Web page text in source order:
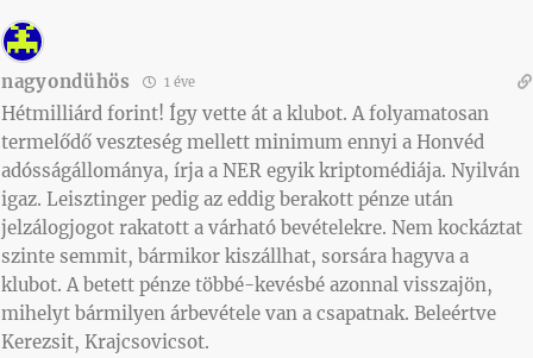
nagyondühös 1 éve
Hétmilliárd forint! Így vette át a klubot. A folyamatosan
termelődő veszteség mellett minimum ennyi a Honvéd
adósságállománya, írja a NER egyik kriptomédiája. Nyilván
igaz. Leisztinger pedig az eddig berakott pénze után
jelzálogjogot rakatott a várható bevételekre. Nem kockáztat
szinte semmit, bármikor kiszállhat, sorsára hagyva a
klubot. A betett pénze többé-kevésbé azonnal visszajön,
mihelyt bármilyen árbevétele van a csapatnak. Beleértve
Kerezsit, Krajcsovicsot.